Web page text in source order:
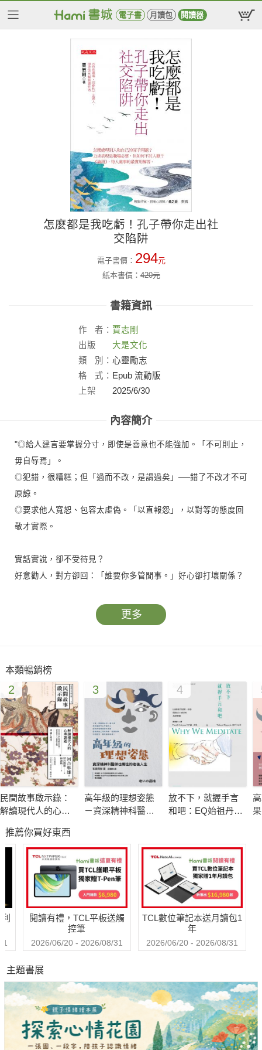
電子書 月讀包 閱讀器
怎麼都是我吃虧！孔子帶你走出社
交陷阱
電子書價： 294元
紙本書價：420元
書籍資訊
作 者： 賈志剛
出版
社：
大是文化
類
別： 心靈勵志
格
式： Epub 流動版
上架
2025/6/30
內容簡介
"◎給人建言要掌握分寸，即使是善意也不能強加。「不可則止，
毋自辱焉」。
◎犯錯，很糟糕；但「過而不改，是謂過矣」──錯了不改才不可
原諒。
◎要求他人寬恕、包容太虛偽。「以直報怨」，以對等的態度回
敬才實際。
實話實說，卻不受待見？
好意勸人，對方卻回：「誰要你多管閒事。」好心卻打壞關係？
作者，
在喜馬拉雅相關節目有近300萬粉絲。
他舉出三十多個人際關係的實際狀況，用孔子和弟子發生的故
事，告訴我們：
面子很重要，但別人的面子更重要；
育兒兩大關鍵——培養樂趣和養成習慣；
交友，要交比自己強的；心若小了，看什麼事都是大事。
習、與人交往的日常。
這本經過兩千五百多年驗證的書，告訴你待人處事最實用的解
◎人要有原則，也要懂變通
「成事不說，遂事不諫，既往不咎。」
已決定的事就別多說，已完成的事別去議論，過去的錯誤就別再
追究。
光這十二個字，就能幫你少吵很多架。
更多
本類暢銷榜
2
民間故事啟示錄：
解讀現代人的心理
3
高年級的理想姿態
－資深精神科醫師
4
放不下，就握手言
和吧：EQ始祖丹尼
推薦你買好東西
閱讀有禮，TCL平板送觸
控筆
2026/06/20 - 2026/08/31
TCL數位筆記本送月讀包1
年
2026/06/20 - 2026/08/31
主題書展